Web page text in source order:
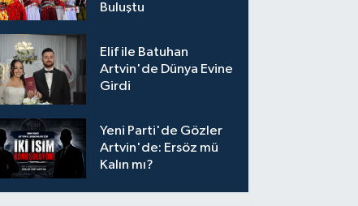
Buluştu
Elif ile Batuhan
Artvin'de Dünya Evine
Girdi
Yeni Parti'de Gözler
Artvin'de: Ersöz mü
Kalın mı?